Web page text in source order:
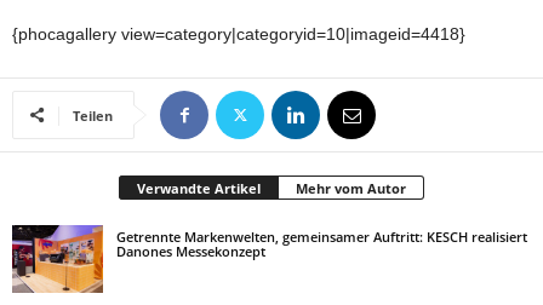
{phocagallery view=category|categoryid=10|imageid=4418}
Teilen
Verwandte Artikel Mehr vom Autor
Getrennte Markenwelten, gemeinsamer Auftritt: KESCH realisiert
Danones Messekonzept